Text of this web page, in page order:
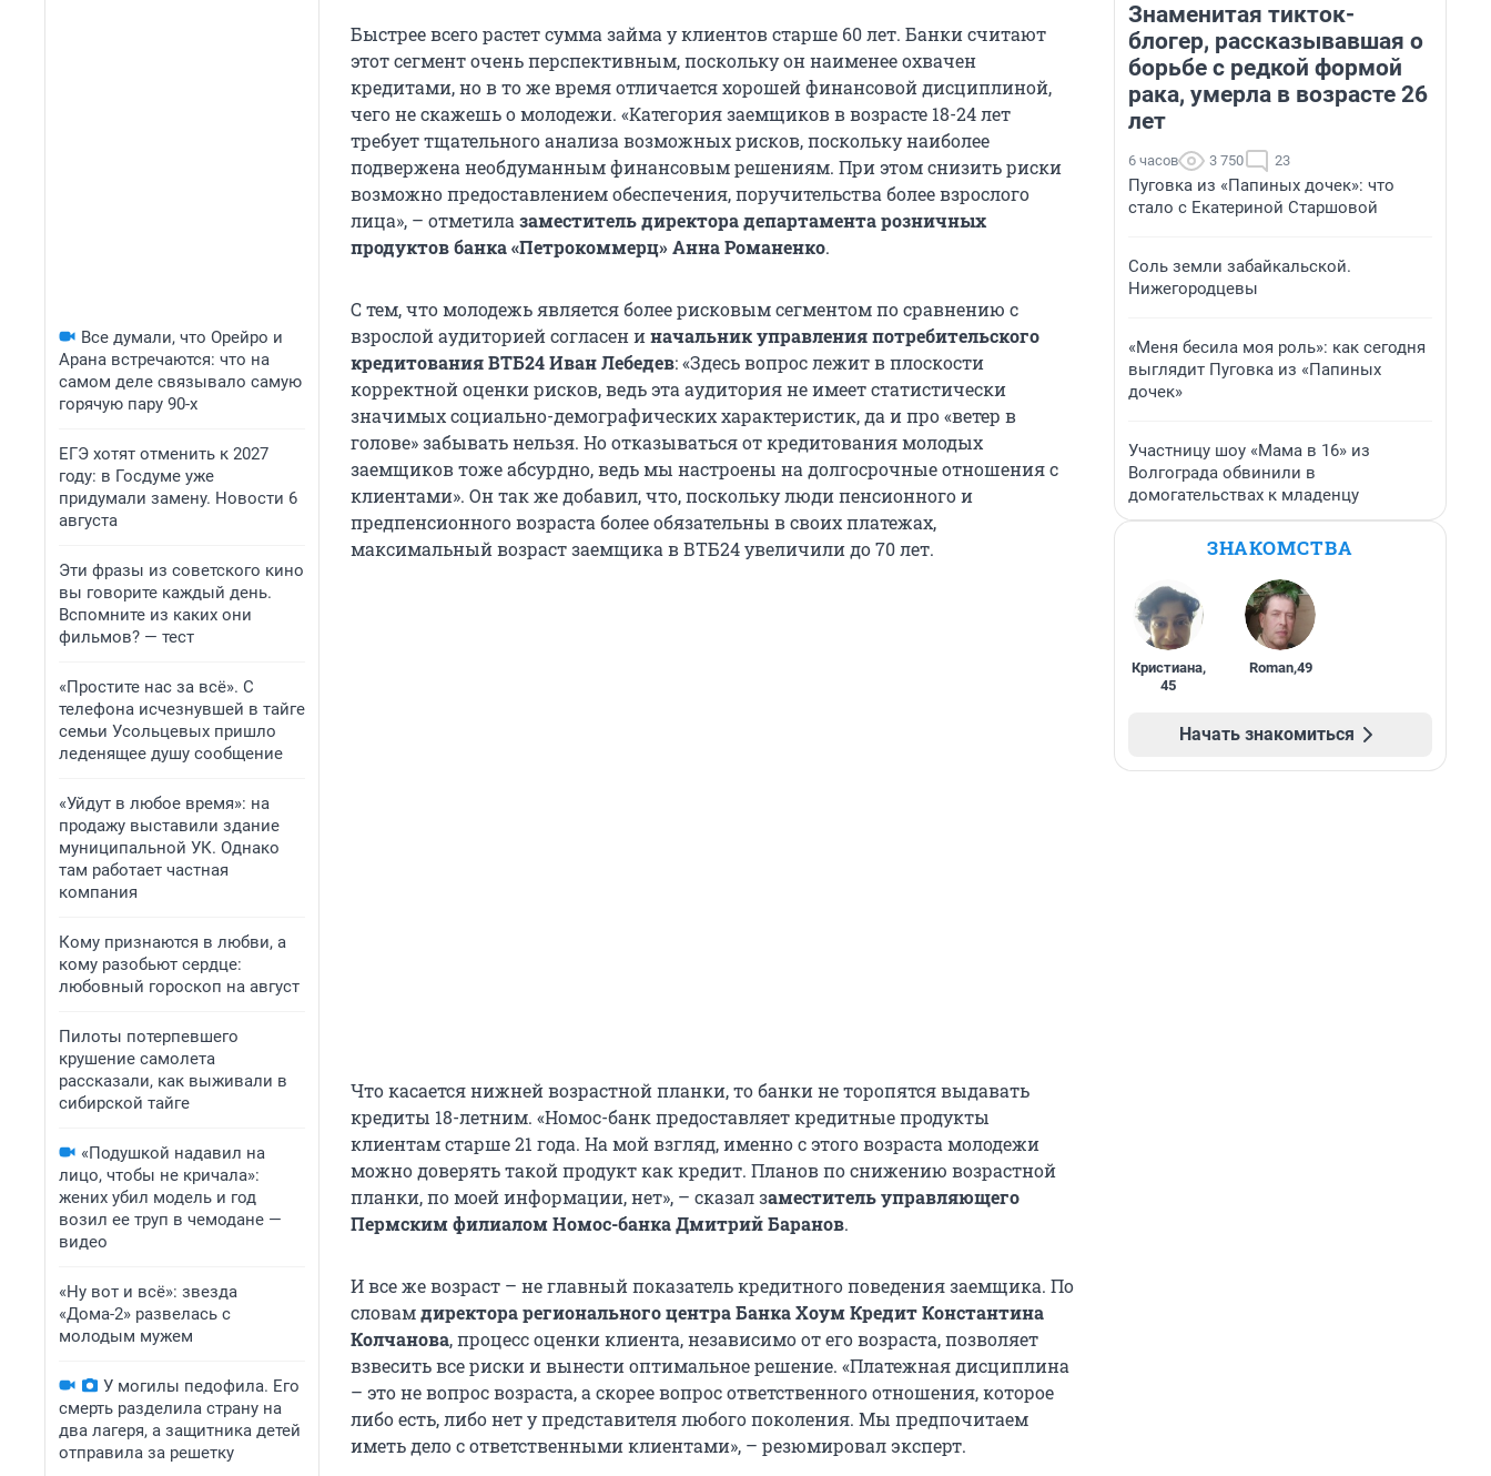
Все думали, что Орейро и
Арана встречаются: что на
самом деле связывало самую
горячую пару 90-х
ЕГЭ хотят отменить к 2027
году: в Госдуме уже
придумали замену. Новости 6
августа
Эти фразы из советского кино
вы говорите каждый день.
Вспомните из каких они
фильмов? — тест
«Простите нас за всё». С
телефона исчезнувшей в тайге
семьи Усольцевых пришло
леденящее душу сообщение
«Уйдут в любое время»: на
продажу выставили здание
муниципальной УК. Однако
там работает частная
компания
Кому признаются в любви, а
кому разобьют сердце:
любовный гороскоп на август
Пилоты потерпевшего
крушение самолета
рассказали, как выживали в
сибирской тайге
«Подушкой надавил на
лицо, чтобы не кричала»:
жених убил модель и год
возил ее труп в чемодане —
видео
«Ну вот и всё»: звезда
«Дома-2» развелась с
молодым мужем
У могилы педофила. Его
смерть разделила страну на
два лагеря, а защитника детей
отправила за решетку
Быстрее всего растет сумма займа у клиентов старше 60 лет. Банки считают
этот сегмент очень перспективным, поскольку он наименее охвачен
кредитами, но в то же время отличается хорошей финансовой дисциплиной,
чего не скажешь о молодежи. «Категория заемщиков в возрасте 18-24 лет
требует тщательного анализа возможных рисков, поскольку наиболее
подвержена необдуманным финансовым решениям. При этом снизить риски
возможно предоставлением обеспечения, поручительства более взрослого
лица», – отметила заместитель директора департамента розничных
продуктов банка «Петрокоммерц» АннаРоманенко.
С тем, что молодежь является более рисковым сегментом по сравнению с
взрослой аудиторией согласен иначальник управления потребительского
кредитования ВТБ24 Иван Лебедев: «Здесь вопрос лежит в плоскости
корректной оценки рисков, ведь эта аудитория не имеет статистически
значимых социально-демографических характеристик, да и про «ветер в
голове» забывать нельзя. Но отказываться от кредитования молодых
заемщиков тоже абсурдно, ведь мы настроены на долгосрочные отношения с
клиентами». Он так же добавил, что, поскольку люди пенсионного и
предпенсионного возраста более обязательны в своих платежах,
максимальный возраст заемщика в ВТБ24 увеличили до 70 лет.
Что касается нижней возрастной планки, то банки не торопятся выдавать
кредиты 18-летним. «Номос-банк предоставляет кредитные продукты
клиентам старше 21 года. На мой взгляд, именно с этого возраста молодежи
можно доверять такой продукт как кредит. Планов по снижению возрастной
планки, по моей информации, нет», – сказал заместитель управляющего
Пермским филиалом Номос-банка Дмитрий Баранов.
И все же возраст – не главный показатель кредитного поведения заемщика. По
словамдиректора регионального центра Банка Хоум Кредит Константина
Колчанова, процесс оценки клиента, независимо от его возраста, позволяет
взвесить все риски и вынести оптимальное решение. «Платежная дисциплина
– это не вопрос возраста, а скорее вопрос ответственного отношения, которое
либо есть, либо нет у представителя любого поколения. Мы предпочитаем
иметь дело с ответственными клиентами», – резюмировал эксперт.
Знаменитая тикток-
блогер, рассказывавшая о
борьбе с редкой формой
рака, умерла в возрасте 26
лет
6 часов 3 750 23
Пуговка из «Папиных дочек»: что
стало с Екатериной Старшовой
Соль земли забайкальской.
Нижегородцевы
«Меня бесила моя роль»: как сегодня
выглядит Пуговка из «Папиных
дочек»
Участницу шоу «Мама в 16» из
Волгограда обвинили в
домогательствах к младенцу
ЗНАКОМСТВА
Кристиана,
45
Roman,49
Начать знакомиться